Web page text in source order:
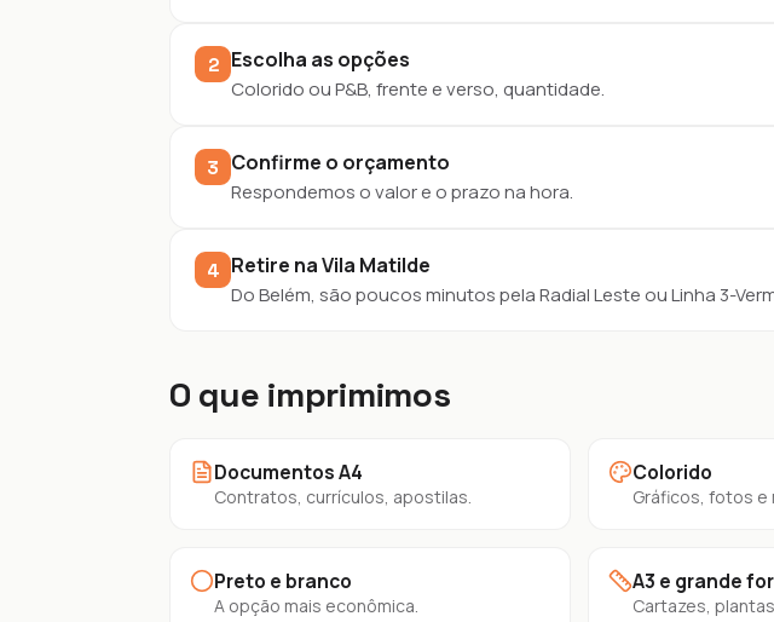
2 Escolha as opções
Colorido ou P&B, frente e verso, quantidade.
3 Confirme o orçamento
Respondemos o valor e o prazo na hora.
4 Retire na Vila Matilde
Do Belém, são poucos minutos pela Radial Leste ou Linha 3-
O que imprimimos
Documentos A4
Contratos, currículos, apostilas.
Colorido
Gráficos, fotos e
Preto e branco
A opção mais econômica.
A3 e grande
Cartazes,